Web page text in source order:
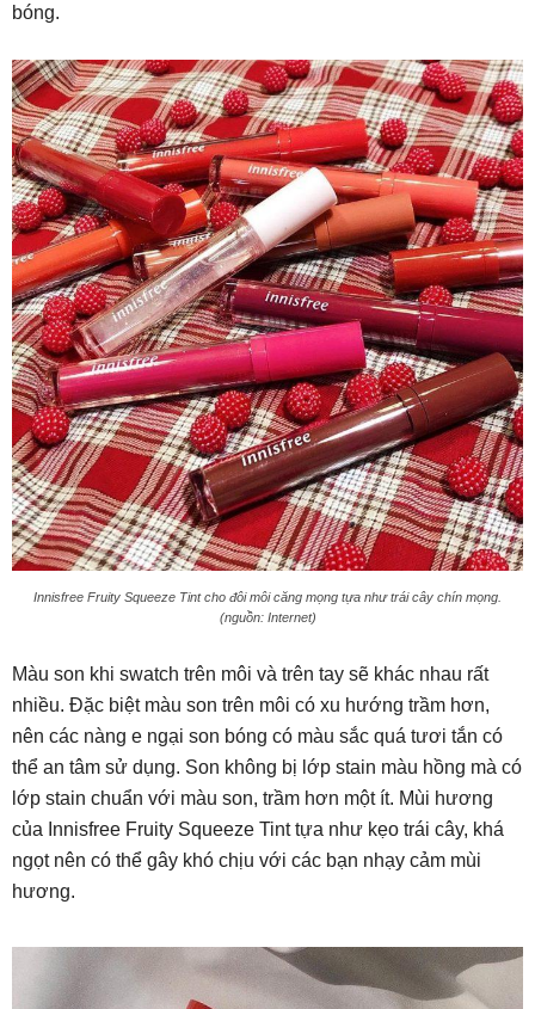
bóng.
Innisfree Fruity Squeeze Tint cho đôi môi căng mọng tựa như trái cây chín mọng.
(nguồn: Internet)
Màu son khi swatch trên môi và trên tay sẽ khác nhau rất
nhiều. Đặc biệt màu son trên môi có xu hướng trầm hơn,
nên các nàng e ngại son bóng có màu sắc quá tươi tắn có
thể an tâm sử dụng. Son không bị lớp stain màu hồng mà có
lớp stain chuẩn với màu son, trầm hơn một ít. Mùi hương
của Innisfree Fruity Squeeze Tint tựa như kẹo trái cây, khá
ngọt nên có thể gây khó chịu với các bạn nhạy cảm mùi
hương.